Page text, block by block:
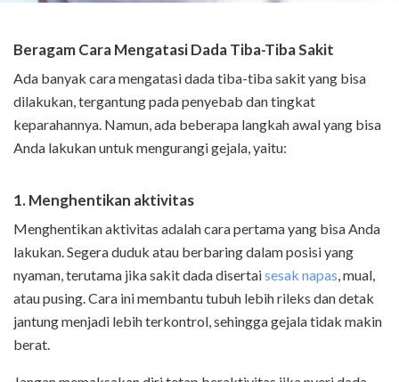
Beragam Cara Mengatasi Dada Tiba-Tiba Sakit
Ada banyak cara mengatasi dada tiba-tiba sakit yang bisa
dilakukan, tergantung pada penyebab dan tingkat
keparahannya. Namun, ada beberapa langkah awal yang bisa
Anda lakukan untuk mengurangi gejala, yaitu:
1. Menghentikan aktivitas
Menghentikan aktivitas adalah cara pertama yang bisa Anda
lakukan. Segera duduk atau berbaring dalam posisi yang
nyaman, terutama jika sakit dada disertaisesak napas , mual,
atau pusing. Cara ini membantu tubuh lebih rileks dan detak
jantung menjadi lebih terkontrol, sehingga gejala tidak makin
berat.